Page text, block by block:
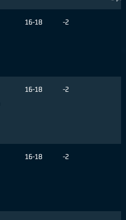
16-18 -2
16-18 -2
16-18 -2